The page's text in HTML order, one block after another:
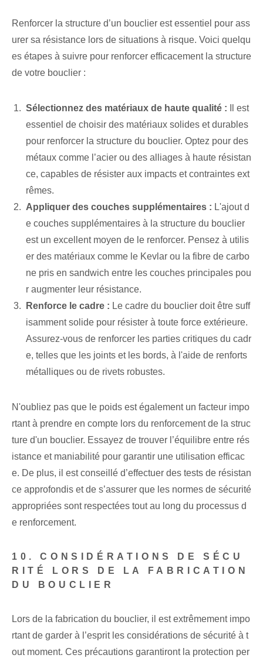
Renforcer la structure d’un bouclier est essentiel pour ass
urer sa résistance lors de situations à risque. Voici quelqu
es étapes à suivre pour renforcer efficacement la structure
de votre bouclier :
Sélectionnez des matériaux de haute qualité : Il est
essentiel de choisir des matériaux solides et durables
pour renforcer la structure du bouclier. Optez pour des
métaux comme l’acier ou des alliages à haute résistan
ce, capables de résister aux impacts et contraintes ext
rêmes.
Appliquer des couches supplémentaires : L'ajout d
e couches supplémentaires à la structure du bouclier
est un excellent moyen de le renforcer. Pensez à utilis
er des matériaux comme le Kevlar ou la fibre de carbo
ne pris en sandwich entre les couches principales pou
r augmenter leur résistance.
Renforce le cadre : Le cadre du bouclier doit être suff
isamment solide pour résister à toute force extérieure.
Assurez-vous de renforcer les parties critiques du cadr
e, telles que les joints et les bords, à l'aide de renforts
métalliques ou de rivets robustes.
N'oubliez pas que le poids est également un facteur impo
rtant à prendre en compte lors du renforcement de la struc
ture d'un bouclier. Essayez de trouver l’équilibre entre rés
istance et maniabilité pour garantir une utilisation efficac
e. De plus, il est conseillé d’effectuer des tests de résistan
ce approfondis et de s’assurer que les normes de sécurité
appropriées sont respectées tout au long du processus d
e renforcement.
10. CONSIDÉRATIONS DE SÉCU
RITÉ LORS DE LA FABRICATION
DU BOUCLIER
Lors de la fabrication du bouclier, il est extrêmement impo
rtant de garder à l’esprit les considérations de sécurité à t
out moment. Ces précautions garantiront la protection per